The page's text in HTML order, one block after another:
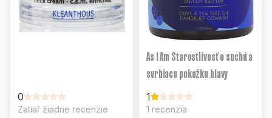
0
Zatiaľ žiadne recenzie
As I Am Starostlivosť o suchú a
svrbiacu pokožku hlavy
1
1 recenzia